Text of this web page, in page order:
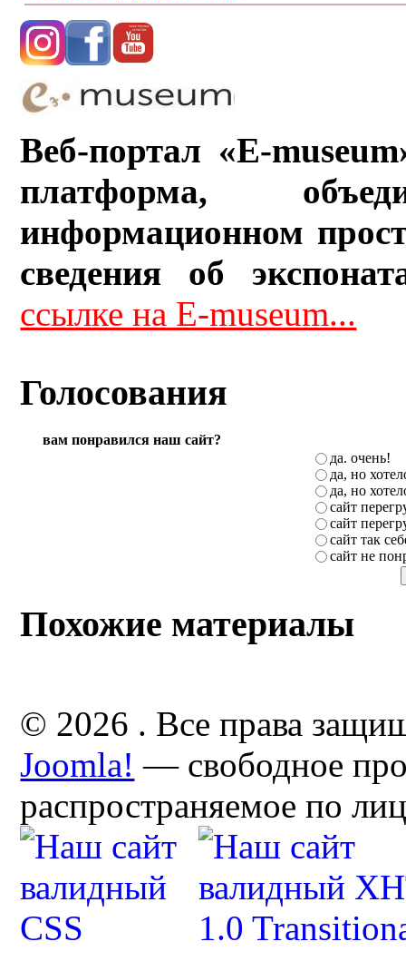
Веб-портал «E-
платформа,
информационном
сведения об
ссылке на E-museum...
Голосования
вам понравился наш сайт?
да. очень!
да, но
да, но
сайт
сайт
сайт так
сайт не
Похожие материалы
© 2026 . Все права
Joomla! — свободное
распространяемое по